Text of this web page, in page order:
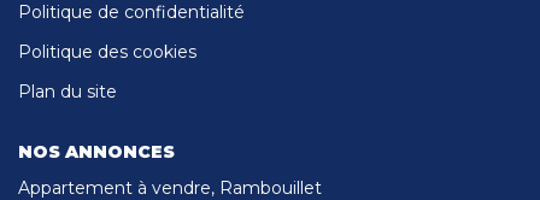
Politique de confidentialité
Politique des cookies
Plan du site
NOS ANNONCES
Appartement à vendre, Rambouillet